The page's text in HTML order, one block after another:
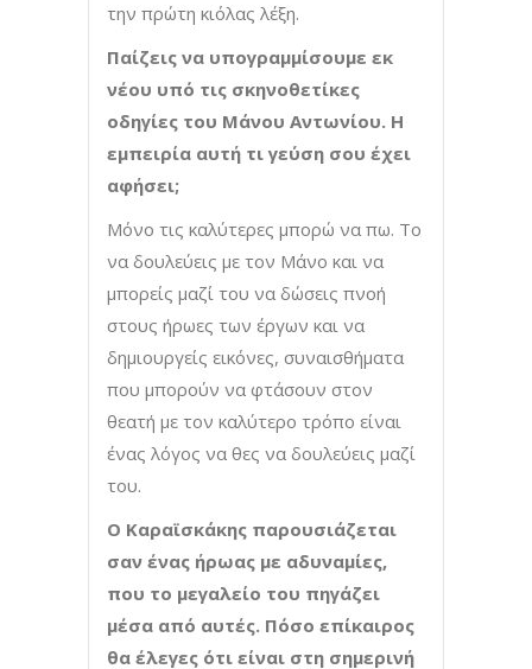
την πρώτη κιόλας λέξη.
Παίζεις να υπογραμμίσουμε εκ
νέου υπό τις σκηνοθετίκες
οδηγίες του Μάνου Αντωνίου. Η
εμπειρία αυτή τι γεύση σου έχει
αφήσει;
Μόνο τις καλύτερες μπορώ να πω. Το
να δουλεύεις με τον Μάνο και να
μπορείς μαζί του να δώσεις πνοή
στους ήρωες των έργων και να
δημιουργείς εικόνες, συναισθήματα
που μπορούν να φτάσουν στον
θεατή με τον καλύτερο τρόπο είναι
ένας λόγος να θες να δουλεύεις μαζί
του.
Ο Καραϊσκάκης παρουσιάζεται
σαν ένας ήρωας με αδυναμίες,
που το μεγαλείο του πηγάζει
μέσα από αυτές. Πόσο επίκαιρος
θα έλεγες ότι είναι στη σημερινή